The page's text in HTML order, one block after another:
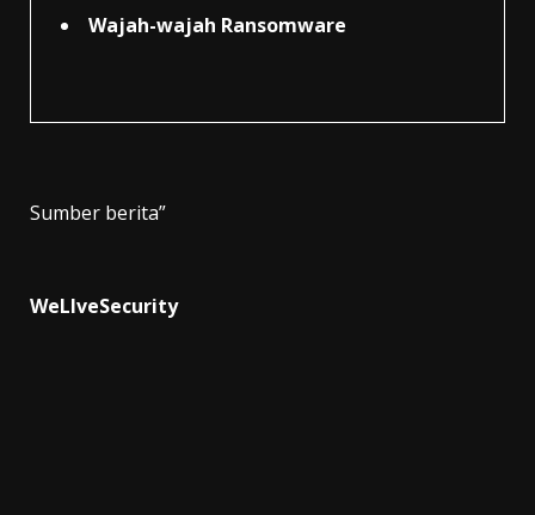
Wajah-wajah Ransomware
Sumber berita”
WeLIveSecurity